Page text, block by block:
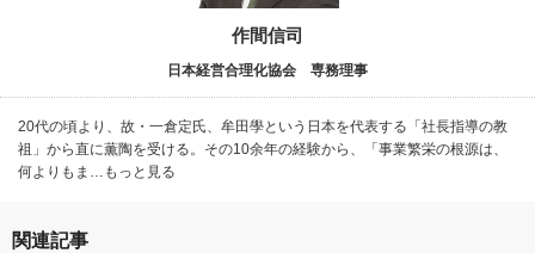
作間信司
日本経営合理化協会 専務理事
20代の頃より、故・一倉定氏、牟田學という日本を代表する「社長指導の教
祖」から直に薫陶を受ける。その10余年の経験から、「事業繁栄の根源は、
何よりもま…もっと見る
関連記事